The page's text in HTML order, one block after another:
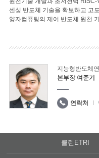
센싱 반도체 기술을 확보하고 고
양자컴퓨팅의 제어 반도체 원천
지능형반도체
본부장 여준기
연락처
클린ETRI